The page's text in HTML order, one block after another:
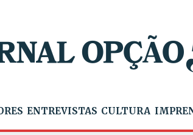
ENTREVISTAS CULTURA